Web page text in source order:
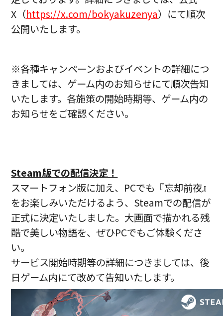
X（https://x.com/bokyakuzenya）にて順次
公開いたします。
※各種キャンペーンおよびイベントの詳細につ
きましては、ゲーム内のお知らせにて順次告知
いたします。各施策の開始時期等、ゲーム内の
お知らせをご確認ください。
Steam版での配信決定！
スマートフォン版に加え、PCでも『忘却前夜』
をお楽しみいただけるよう、Steamでの配信が
正式に決定いたしました。大画面で描かれる残
酷で美しい物語を、ぜひPCでもご体験くださ
い。
サービス開始時期等の詳細につきましては、後
日ゲーム内にて改めて告知いたします。